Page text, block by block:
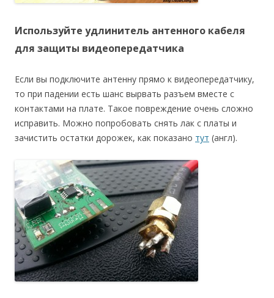
Используйте удлинитель антенного кабеля
для защиты видеопередатчика
Если вы подключите антенну прямо к видеопередатчику,
то при падении есть шанс вырвать разъем вместе с
контактами на плате. Такое повреждение очень сложно
исправить. Можно попробовать снять лак с платы и
зачистить остатки дорожек, как показано тут (англ).